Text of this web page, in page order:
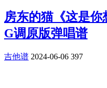
房东的猫《这是你
G调原版弹唱谱
吉他谱 2024-06-06 397